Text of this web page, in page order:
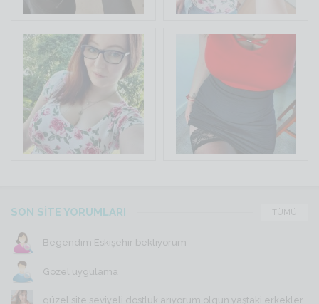
SON SİTE YORUMLARI TÜMÜ
Begendim Eskişehir bekliyorum
Gözel uygulama
güzel site seviyeli dostluk arıyorum olgun yaştaki erkekler...